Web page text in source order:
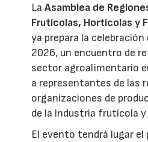
LaAsamblea de
Frutícolas, Hortícolas y
ya prepara la celebración
2026, un encuentro de
sector agroalimentario
a representantes de las
organizaciones de
de la industria frutícola
El evento tendrá lugar el